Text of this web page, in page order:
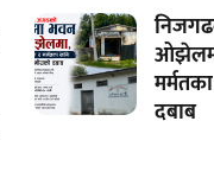
दबाब